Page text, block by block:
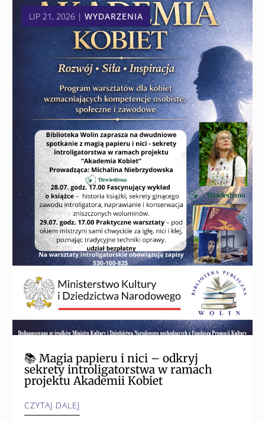
📚 Magia papieru i nici – odkryj
sekrety introligatorstwa w ramach
projektu Akademii Kobiet
LIP 21, 2026 |WYDARZENIA
CZYTAJ DALEJ